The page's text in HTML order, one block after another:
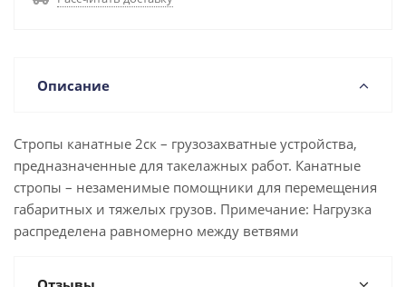
Описание
Стропы канатные 2ск – грузозахватные устройства,
предназначенные для такелажных работ. Канатные
стропы – незаменимые помощники для перемещения
габаритных и тяжелых грузов. Примечание: Нагрузка
распределена равномерно между ветвями